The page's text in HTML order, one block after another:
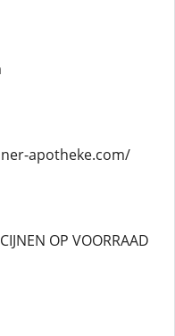
apotheke.com/
OP VOORRAAD